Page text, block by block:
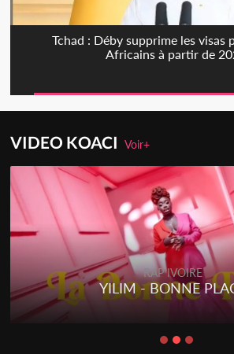
Tchad : Déby supprime les visas
Africains à partir de
VIDEO KOACIVoir+
RAP IVOIRE
YILIM - BONNE